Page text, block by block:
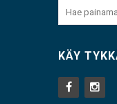
KÄY